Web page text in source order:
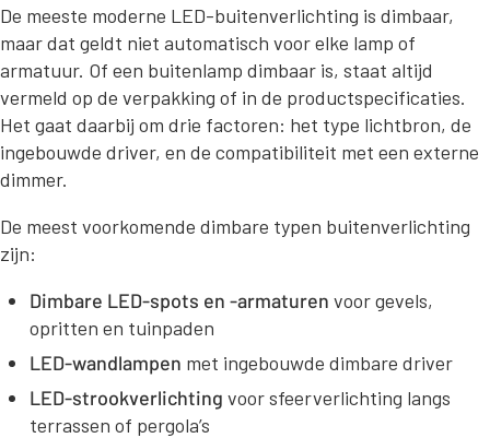
De meeste moderne LED-buitenverlichting is dimbaar,
maar dat geldt niet automatisch voor elke lamp of
armatuur. Of een buitenlamp dimbaar is, staat altijd
vermeld op de verpakking of in de productspecificaties.
Het gaat daarbij om drie factoren: het type lichtbron, de
ingebouwde driver, en de compatibiliteit met een externe
dimmer.
De meest voorkomende dimbare typen buitenverlichting
zijn:
Dimbare LED-spots en -armaturen voor gevels,
opritten en tuinpaden
LED-wandlampen met ingebouwde dimbare driver
LED-strookverlichting voor sfeerverlichting langs
terrassen of pergola’s